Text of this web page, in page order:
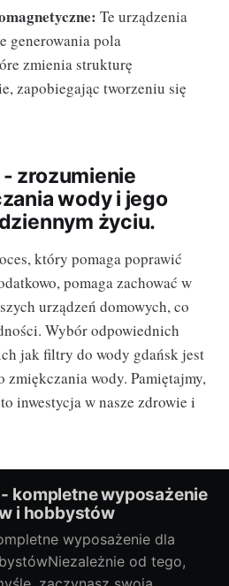
Te urządzenia
generowania pola
zmienia strukturę
zapobiegając tworzeniu się
zrozumienie
wody i jego
życiu.
który pomaga poprawić
pomaga zachować w
urządzeń domowych, co
Wybór odpowiednich
jak filtry do wody gdańsk jest
wody. Pamiętajmy,
inwestycja w nasze zdrowie i
kompletne wyposażenie
i hobbystów
wyposażenie dla
od tego,